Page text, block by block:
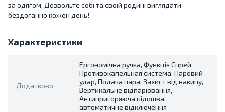
за одягом. Дозвольте собі та своїй родині виглядати
бездоганно кожен день!
Характеристики
Додатково
Ергономічна ручка, Функція Спрей,
Противокапельная система, Паровий
удар, Подача пара, Захист від накипу,
Вертикальне відпарювання,
Антипригоряюча підошва,
автоматичне відключення